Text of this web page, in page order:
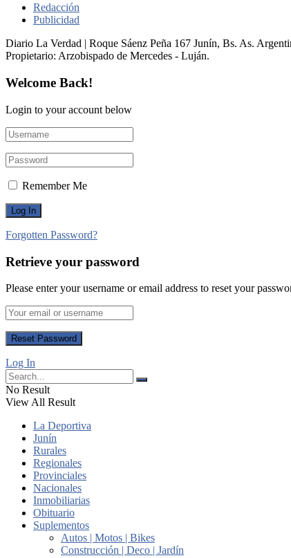
Redacción
Publicidad
Diario La Verdad | Roque Sáenz Peña 167 Junín, Bs. As.
Propietario:​ Arzobispado de Mercedes - Luján.
Welcome Back!
Login to your account below
Remember Me
Forgotten Password?
Retrieve your password
Please enter your username or email address to reset your
Log In
No Result
View All Result
La Deportiva
Junín
Rurales
Regionales
Provinciales
Nacionales
Inmobiliarias
Obituario
Suplementos
Autos | Motos | Bikes
Construcción | Deco | Jardín